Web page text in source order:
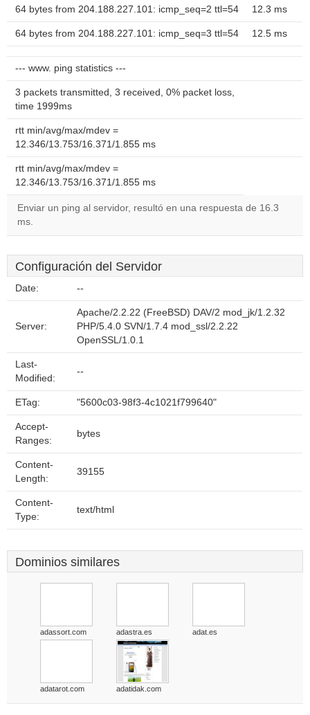
64 bytes from 204.188.227.101: icmp_seq=2 ttl=54 12.3 ms
64 bytes from 204.188.227.101: icmp_seq=3 ttl=54 12.5 ms
--- www. ping statistics ---
3 packets transmitted, 3 received, 0% packet loss,
time 1999ms
rtt min/avg/max/mdev =
12.346/13.753/16.371/1.855 ms
rtt min/avg/max/mdev =
12.346/13.753/16.371/1.855 ms
Enviar un ping al servidor, resultó en una respuesta de 16.3
ms.
Configuración del Servidor
Date: --
Server:
Apache/2.2.22 (FreeBSD) DAV/2 mod_jk/1.2.32
PHP/5.4.0 SVN/1.7.4 mod_ssl/2.2.22
OpenSSL/1.0.1
Last-
Modified:
--
ETag: "5600c03-98f3-4c1021f799640"
Accept-
Ranges:
bytes
Content-
Length:
39155
Content-
Type:
text/html
Dominios similares
adassort.com adastra.es adat.es
adatarot.com adatidak.com